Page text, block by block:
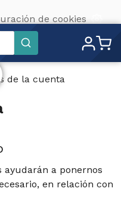
de cookies
Buscar
de la cuenta
ayudarán a ponernos
en relación con